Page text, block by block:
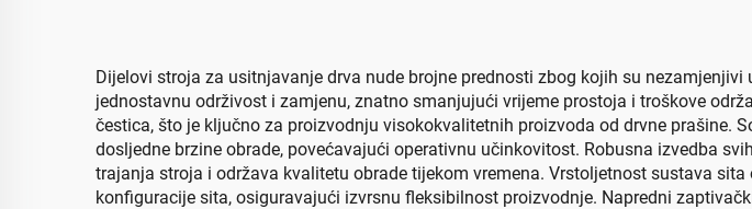
Dijelovi stroja za usitnjavanje drva nude brojne prednosti zbog kojih su
jednostavnu održivost i zamjenu, znatno smanjujući vrijeme prostoja i troškove
čestica, što je ključno za proizvodnju visokokvalitetnih proizvoda od drvne
dosljedne brzine obrade, povećavajući operativnu učinkovitost. Robusna izvedba
trajanja stroja i održava kvalitetu obrade tijekom vremena. Vrstoljetnost sustava
konfiguracije sita, osiguravajući izvrsnu fleksibilnost proizvodnje. Napredni